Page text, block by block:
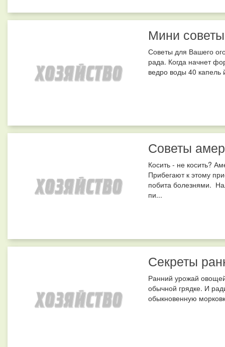
Мини
Советы для Вашего
рада. Когда начнет
ведро воды 40
Советы
Косить - не косить?
Прибегают к этому
побита болезнями.
пи...
Секреты
Ранний урожай
обычной грядке. И
обыкновенную